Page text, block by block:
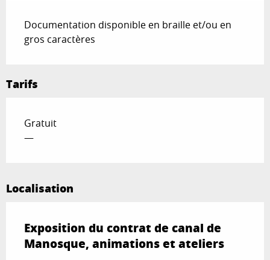
Documentation disponible en braille et/ou en
gros caractères
Tarifs
Gratuit
—
Localisation
Exposition du contrat de canal de
Manosque, animations et ateliers